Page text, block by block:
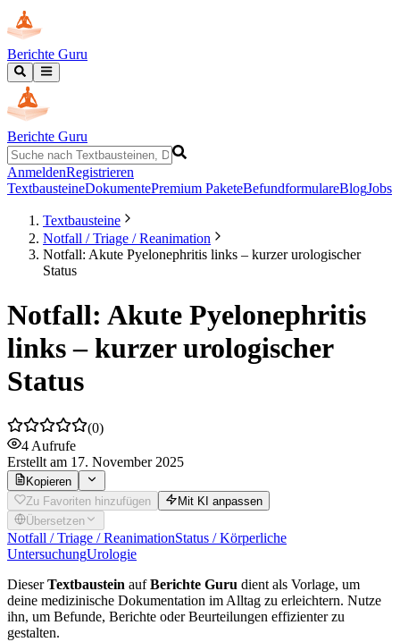
Berichte Guru
Berichte Guru
AnmeldenRegistrieren
TextbausteineDokumentePremium PaketeBefundformulareBlogJobs
Textbausteine
Notfall / Triage / Reanimation
Notfall: Akute Pyelonephritis links – kurzer urologischer
Status
Notfall: Akute Pyelonephritis
links – kurzer urologischer
Status
(0)
4 Aufrufe
Erstellt am 17. November 2025
Kopieren
Zu Favoriten hinzufügen
Mit KI anpassen
Übersetzen
Notfall / Triage / ReanimationStatus / Körperliche
UntersuchungUrologie
DieserTextbaustein aufBerichte Guru dient als Vorlage, um
deine medizinische Dokumentation im Alltag zu erleichtern. Nutze
ihn, um Befunde, Berichte oder Beurteilungen effizienter zu
gestalten.